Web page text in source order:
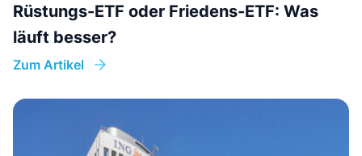
Rüstungs-ETF oder Friedens-ETF: Was
läuft besser?
Zum Artikel